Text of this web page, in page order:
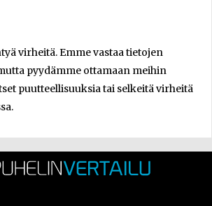
virheitä. Emme vastaa tietojen
pyydämme ottamaan meihin
puutteellisuuksia tai selkeitä virheitä